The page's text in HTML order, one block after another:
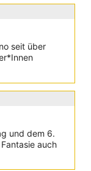
seit über
und dem 6.
auch